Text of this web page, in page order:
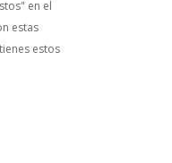
en el
estas
estos